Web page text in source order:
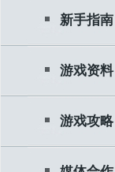
新手指南
游戏资料
游戏攻略